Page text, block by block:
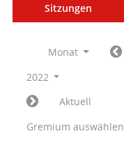
Sitzungen
Monat
2022
Aktuell
Gremium auswählen